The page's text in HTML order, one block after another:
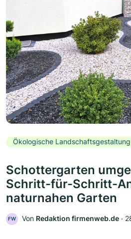
Ökologische Landschaftsgestaltung
Schottergarten
Schritt-für-Schritt-
naturnahen Garten
FW Von Redaktion firmenweb.de ‧